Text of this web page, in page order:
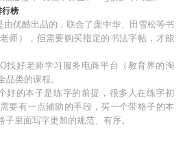
行榜
由优酷出品的，联合了庞中华、田雪松等书
师），但需要购买指定的书法字帖，才能
找好老师学习服务电商平台（教育界的淘
类的课程。
好的本子是练字的前提，很多人在练字初
要有一点辅助的手段，买一个带格子的本
里面写字更加的规范、有序。